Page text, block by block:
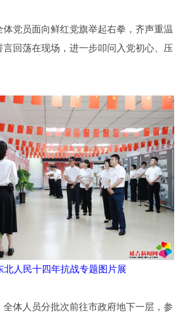
员面向鲜红党旗举起右拳，齐声重温
言回荡在现场，进一步叩问入党初心、压
北人民十四年抗战专题图片展
人员分批次前往市政府地下一层，参